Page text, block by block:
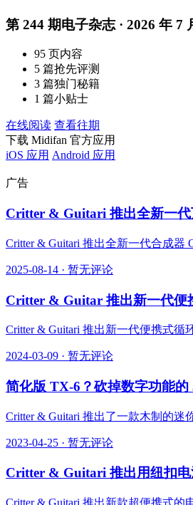
第 244 期电子杂志 · 2026 年 7
95 页内容
5 篇抢先评测
3 篇独门秘籍
1 篇小贴士
在线阅读 查看往期
下载 Midifan 官方应用
iOS 应用 Android 应用
广告
Critter & Guitari 推出全新一代
Critter & Guitari 推出全新一代合成器
2025-08-14 · 暂无评论
Critter & Guitar 推出新一代便
Critter & Guitari 推出新一代便携式循
2024-03-09 · 暂无评论
简化版 TX-6？砍掉数字功能
Critter & Guitari 推出了一款木制的迷
2023-04-25 · 暂无评论
Critter & Guitari 推出用纽扣